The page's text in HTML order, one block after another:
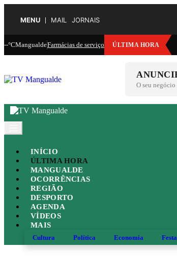
MENU MAIL JORNAIS
--°CMangualdeFarmácias de serviço ÚLTIMA HORA
O seu negócio
INÍCIO
ÚLTIMA HORA
MANGUALDE
OCORRÊNCIAS
REGIÃO
DESPORTO
AGENDA
VÍDEOS
MAIS
Cultura Política Economia